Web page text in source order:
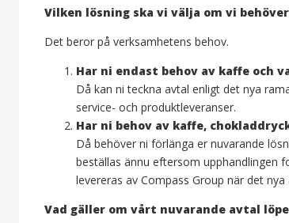
Vilken lösning ska vi välja om vi
Det beror på verksamhetens behov.
Har ni endast behov av kaffe och
Då kan ni teckna avtal enligt det nya
service- och produktleveranser.
Har ni behov av kaffe,
Då behöver ni förlänga er nuvarande
beställas ännu eftersom upphandlingen
levereras av Compass Group när det
Vad gäller om vårt nuvarande avtal